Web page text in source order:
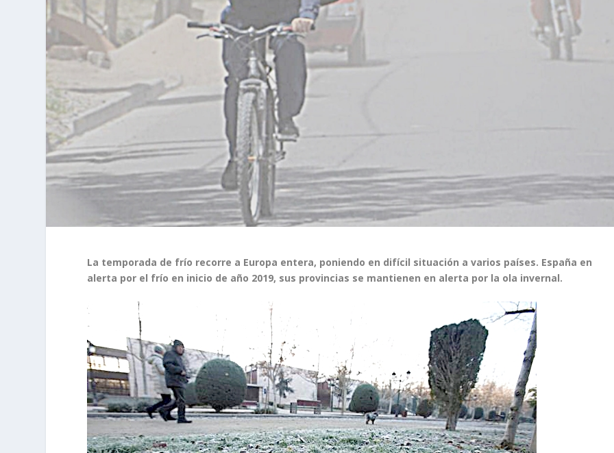
La temporada de frío recorre a Europa entera, poniendo en difícil situación a varios países. España en
alerta por el frío en inicio de año 2019, sus provincias se mantienen en alerta por la ola invernal.